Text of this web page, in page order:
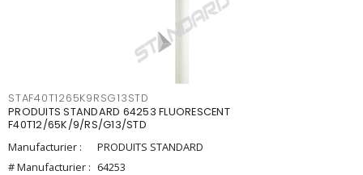
STAF40T1265K9RSG13STD
PRODUITS STANDARD 64253 FLUORESCENT
F40T12/65K/9/RS/G13/STD
Manufacturier :
PRODUITS STANDARD
# Manufacturier : 64253